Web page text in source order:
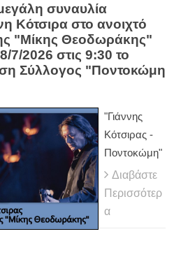
συναυλία
Κότσιρα στο ανοιχτό
"Μίκης Θεοδωράκης"
2026 στις 9:30 το
Σύλλογος "Ποντοκώμη
"Γιάννης
Κότσιρας -
Ποντοκώμη"
Διαβάστε
Περισσότερ
α